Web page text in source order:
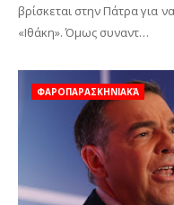
βρίσκεται στην Πάτρα για
«Ιθάκη». Όμως συναντ…
ΦΑΡΟΠΑΡΑΣΚΗΝΙΑΚΆ